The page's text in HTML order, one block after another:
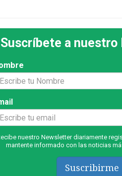
Suscríbete a
nuestro Newsletter diariamente
mantente informado con las noticias
Suscribirme